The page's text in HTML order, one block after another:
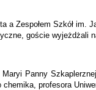
Zespołem Szkół
goście wyjeżdżali
Panny
profesora